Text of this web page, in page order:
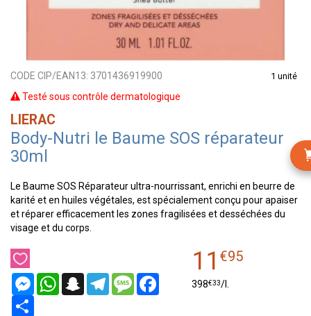
CODE CIP/EAN13: 3701436919900 1 unité
Testé sous contrôle dermatologique
LIERAC
Body-Nutri le Baume SOS réparateur
30ml
Le Baume SOS Réparateur ultra-nourrissant, enrichi en beurre de
karité et en huiles végétales, est spécialement conçu pour apaiser
et réparer efficacement les zones fragilisées et desséchées du
visage et du corps.
MessengerWhatsAppSnapchatTelegramMessageFacebook
11 €95
398€33/